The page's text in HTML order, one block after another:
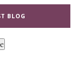
BLOG